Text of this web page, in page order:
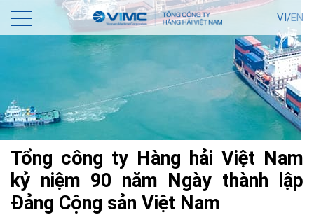
VI/EN
Tổng công ty Hàng hải Việt Nam
kỷ niệm 90 năm Ngày thành lập
Đảng Cộng sản Việt Nam